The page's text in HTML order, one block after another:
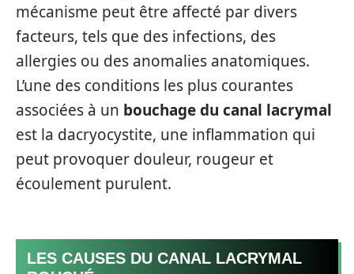
mécanisme peut être affecté par divers
facteurs, tels que des infections, des
allergies ou des anomalies anatomiques.
L’une des conditions les plus courantes
associées à un bouchage du canal lacrymal
est la dacryocystite, une inflammation qui
peut provoquer douleur, rougeur et
écoulement purulent.
LES CAUSES DU CANAL LACRYMAL